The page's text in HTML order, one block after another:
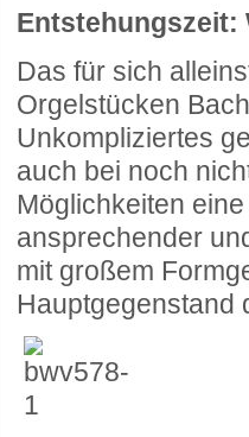
Entstehungszeit:
Das für sich
Orgelstücken
Unkompliziertes
auch bei noch
Möglichkeiten
ansprechender
mit großem
Hauptgegenstand